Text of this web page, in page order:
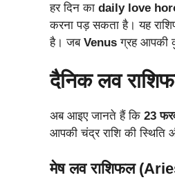
हर दिन का daily love
करना पड़ सकता है। यह
है। जब Venus ग्रह आपकी
दैनिक लव
अब आइए जानते हैं कि 23
आपकी चंद्र राशि की स्थिति
मेष लव राशिफल